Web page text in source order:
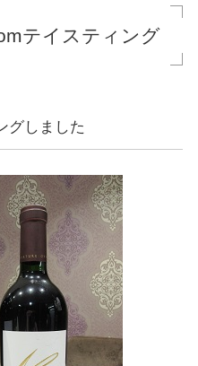
テイスティング
グしました